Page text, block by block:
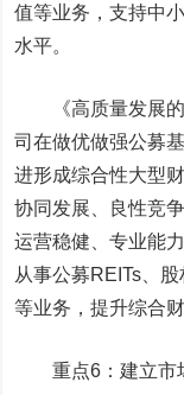
值等业务，支持中
水平。
《高质量发展的
司在做优做强公募
进形成综合性大型
协同发展、良性竞
运营稳健、专业能
从事公募REITs、
等业务，提升综合
重点6：建立市